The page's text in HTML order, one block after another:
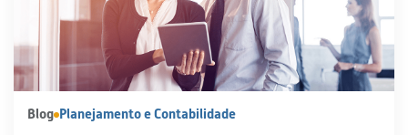
Blog Planejamento e Contabilidade